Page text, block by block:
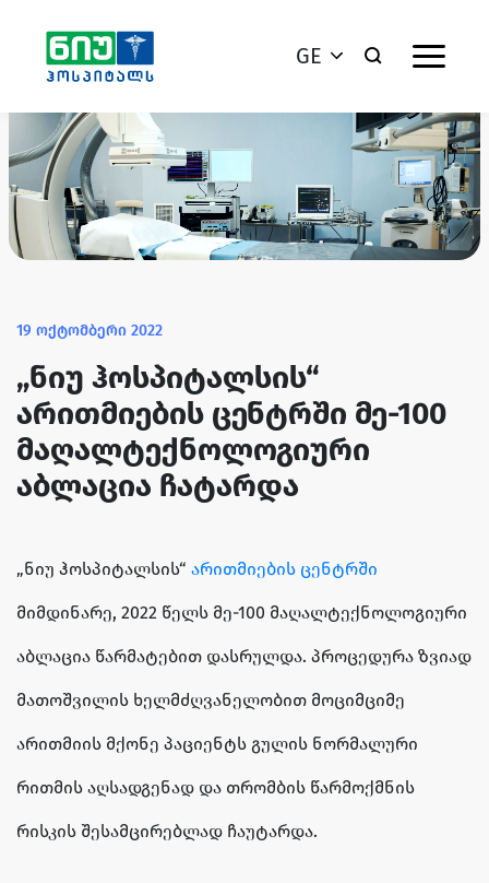
GE
19 ოქტომბერი 2022
„ნიუ ჰოსპიტალსის“
არითმიების ცენტრში მე-100
მაღალტექნოლოგიური
აბლაცია ჩატარდა
„ნიუ ჰოსპიტალსის“ არითმიების ცენტრში
მიმდინარე, 2022 წელს მე-100 მაღალტექნოლოგიური
აბლაცია წარმატებით დასრულდა. პროცედურა ზვიად
მათოშვილის ხელმძღვანელობით მოციმციმე
არითმიის მქონე პაციენტს გულის ნორმალური
რითმის აღსადგენად და თრომბის წარმოქმნის
რისკის შესამცირებლად ჩაუტარდა.